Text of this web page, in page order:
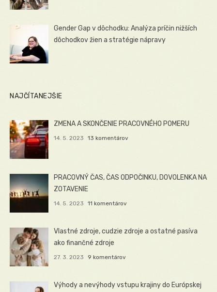
Gender Gap v dôchodku: Analýza príčin nižších
dôchodkov žien a stratégie nápravy
NAJČÍTANEJŠIE
ZMENA A SKONČENIE PRACOVNÉHO POMERU
14. 5. 2023 13 komentárov
PRACOVNÝ ČAS, ČAS ODPOČINKU, DOVOLENKA NA
ZOTAVENIE
14. 5. 2023 11 komentárov
Vlastné zdroje, cudzie zdroje a ostatné pasíva
ako finančné zdroje
27. 3. 2023 9 komentárov
Výhody a nevýhody vstupu krajiny do Európskej